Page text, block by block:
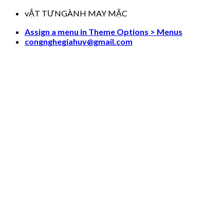
Skip
content
vẬT TƯNGÀNH MAY MẶC
Assign a menu in Theme Options > Menus
congnghegiahuy@gmail.com